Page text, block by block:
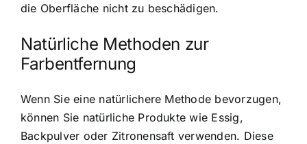
die Oberfläche nicht zu beschädigen.
Natürliche Methoden zur
Farbentfernung
Wenn Sie eine natürlichere Methode bevorzugen,
können Sie natürliche Produkte wie Essig,
Backpulver oder Zitronensaft verwenden. Diese